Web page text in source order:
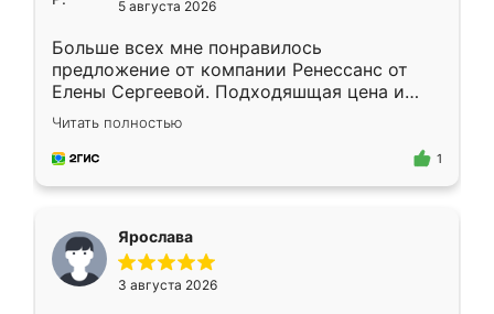
5 августа 2026
Больше всех мне понравилось
предложение от компании Ренессанс от
Елены Сергеевой. Подходяшщая цена и
короткие сроки изготовления. Приехавший
для замера сотрудник Владислав
предложил по моему эскизу самый
Читать полностью
1
Ярослава
3 августа 2026